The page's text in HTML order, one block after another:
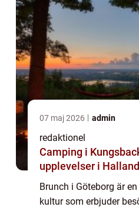
07 maj 2026 admin
redaktionel
Camping i
upplevelser i Halland
Brunch i Göteborg är
kultur som erbjuder